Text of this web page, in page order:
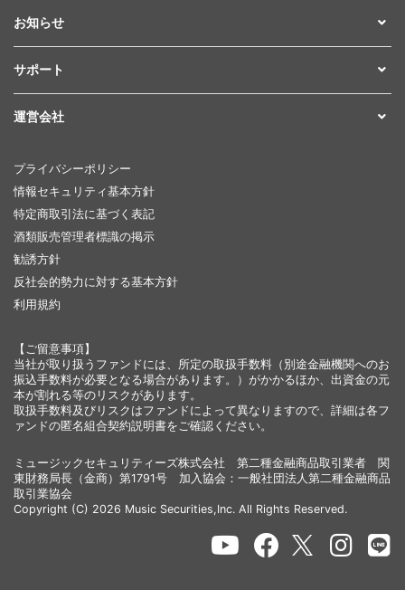
お知らせ
サポート
運営会社
プライバシーポリシー
情報セキュリティ基本方針
特定商取引法に基づく表記
酒類販売管理者標識の掲示
勧誘方針
反社会的勢力に対する基本方針
利用規約
【ご留意事項】
当社が取り扱うファンドには、所定の取扱手数料（別途金融機関へのお
振込手数料が必要となる場合があります。）がかかるほか、出資金の元
本が割れる等のリスクがあります。
取扱手数料及びリスクはファンドによって異なりますので、詳細は各フ
ァンドの匿名組合契約説明書をご確認ください。
ミュージックセキュリティーズ株式会社 第二種金融商品取引業者 関
東財務局長（金商）第1791号 加入協会：一般社団法人第二種金融商品
取引業協会
Copyright (C) 2026 Music Securities,Inc. All Rights Reserved.